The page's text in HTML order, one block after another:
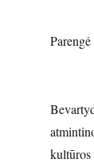
Parengė
kultūros